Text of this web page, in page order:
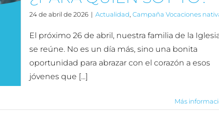
24 de abril de 2026 | Actualidad Campaña Vocaciones
El próximo 26 de abril, nuestra familia de la
se reúne. No es un día más, sino una bonita
oportunidad para abrazar con el corazón a esos
jóvenes que [...]
Más